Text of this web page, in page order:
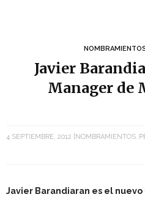
Javier
Manager de
4 SEPTIEMBRE, 2012 NOMBRAMIENTOS
Javier Barandiaran es el